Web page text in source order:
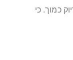
כמוך. כי